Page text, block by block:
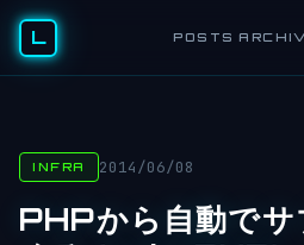
L POSTS
INFRA 2014/06/08
PHPから自動でサ